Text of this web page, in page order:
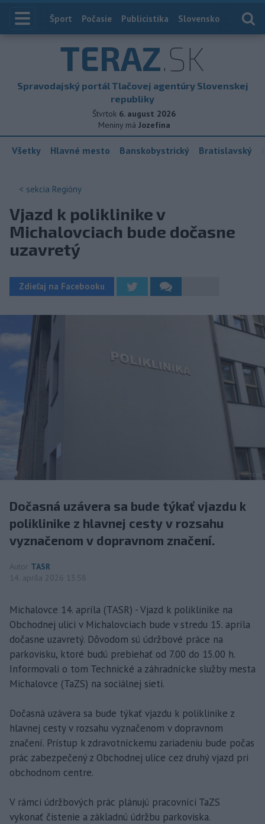
Index
Šport Počasie Publicistika Slovensko
TERAZ.SK
Spravodajský portál Tlačovej agentúry Slovenskej
republiky
Štvrtok 6. august 2026
Meniny má Jozefína
Všetky Hlavné mesto Banskobystrický Bratislavský
< sekcia Regióny
Vjazd k poliklinike v
Michalovciach bude dočasne
uzavretý
Zdieľaj na Facebooku
Dočasná uzávera sa bude týkať vjazdu k
poliklinike z hlavnej cesty v rozsahu
vyznačenom v dopravnom značení.
Autor TASR
14. apríla 2026 13:58
Michalovce 14. apríla (TASR) - Vjazd k poliklinike na
Obchodnej ulici v Michalovciach bude v stredu 15. apríla
dočasne uzavretý. Dôvodom sú údržbové práce na
parkovisku, ktoré budú prebiehať od 7.00 do 15.00 h.
Informovali o tom Technické a záhradnícke služby mesta
Michalovce (TaZS) na sociálnej sieti.
Dočasná uzávera sa bude týkať vjazdu k poliklinike z
hlavnej cesty v rozsahu vyznačenom v dopravnom
značení. Prístup k zdravotníckemu zariadeniu bude počas
prác zabezpečený z Obchodnej ulice cez druhý vjazd pri
obchodnom centre.
V rámci údržbových prác plánujú pracovníci TaZS
vykonať čistenie a základnú údržbu parkoviska.